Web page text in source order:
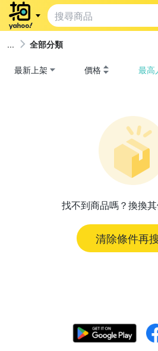
全部分類
最新上架 價格 最高
找不到商品嗎？換換其
清除條件再